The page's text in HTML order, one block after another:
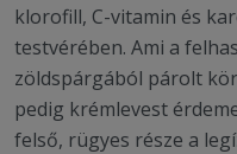
klorofill, C-vitamin és
testvérében. Ami a
zöldspárgából párolt
pedig krémlevest
felső, rügyes része a